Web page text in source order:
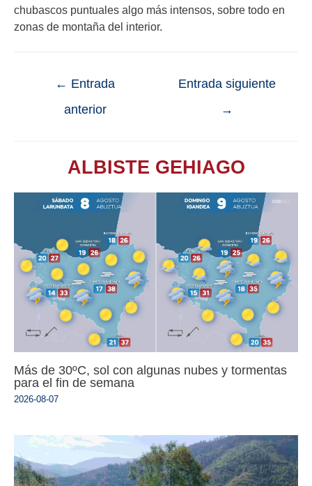
chubascos puntuales algo más intensos, sobre todo en
zonas de montaña del interior.
← Entrada
anterior
Entrada siguiente
→
ALBISTE GEHIAGO
Más de 30ºC, sol con algunas nubes y tormentas
para el fin de semana
2026-08-07